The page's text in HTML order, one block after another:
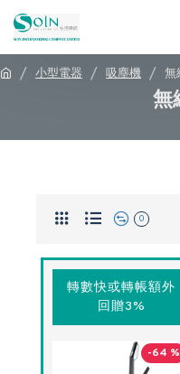
小型電器 吸塵機 無
無
0
轉數快或轉帳額外
回贈3%
-64 %